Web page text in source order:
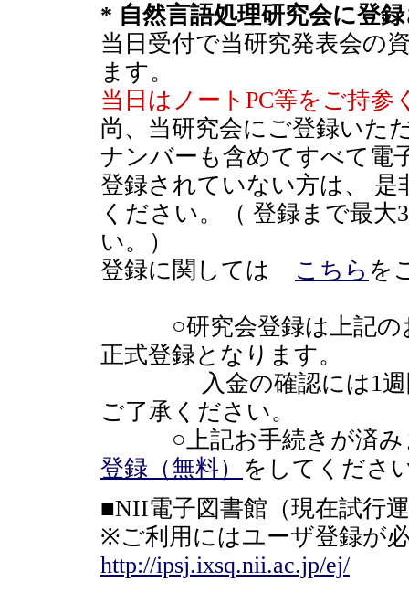
* 自然言語処理研究会に登
当日受付で当研究発表会の
ます。
当日はノートPC等をご持参
尚、当研究会にご登録いた
ナンバーも含めてすべて電
登録されていない方は、 是
ください。（ 登録まで最
い。）
登録に関しては
こちら を
○研究会登録は上記のお
正式登録となります。
入金の確認には1週間
ご了承ください。
○上記お手続きが済み
登録（無料）
をしてくださ
■NII電子図書館（現在試行
※ご利用にはユーザ登録が
http://ipsj.ixsq.nii.ac.jp/ej/